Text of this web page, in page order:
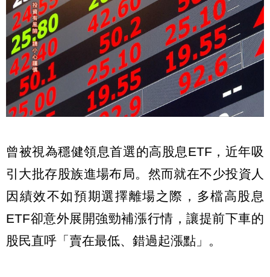
曾被視為穩健領息首選的高股息ETF，近年吸
引大批存股族進場布局。然而就在不少投資人
因績效不如預期選擇離場之際，多檔高股息
ETF卻意外展開強勁補漲行情，讓提前下車的
股民直呼「賣在最低、錯過起漲點」。